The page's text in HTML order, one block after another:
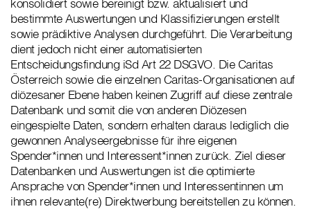
konsolidiert sowie bereinigt bzw. aktualisiert und
bestimmte Auswertungen und Klassifizierungen erstellt
sowie prädiktive Analysen durchgeführt. Die Verarbeitung
dient jedoch nicht einer automatisierten
Entscheidungsfindung iSd Art 22 DSGVO. Die Caritas
Österreich sowie die einzelnen Caritas-Organisationen auf
diözesaner Ebene haben keinen Zugriff auf diese zentrale
Datenbank und somit die von anderen Diözesen
eingespielte Daten, sondern erhalten daraus lediglich die
gewonnen Analyseergebnisse für ihre eigenen
Spender*innen und Interessent*innen zurück. Ziel dieser
Datenbanken und Auswertungen ist die optimierte
Ansprache von Spender*innen und Interessentinnen um
ihnen relevante(re) Direktwerbung bereitstellen zu können.